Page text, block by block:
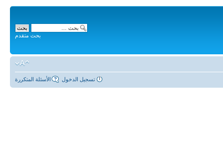
بحث متقدم
الأسئلة المتكررة تسجيل الدخول